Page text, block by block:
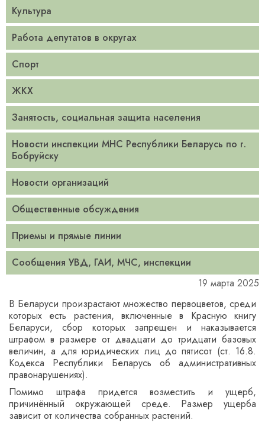
Культура
Работа депутатов в округах
Спорт
ЖКХ
Занятость, социальная защита населения
Новости инспекции МНС Республики Беларусь по г.
Бобруйску
Новости организаций
Общественные обсуждения
Приемы и прямые линии
Сообщения УВД, ГАИ, МЧС, инспекции
19 марта 2025
В Беларуси произрастают множество первоцветов, среди
которых есть растения, включенные в Красную книгу
Беларуси, сбор которых запрещен и наказывается
штрафом в размере от двадцати до тридцати базовых
величин, а для юридических лиц до пятисот (ст. 16.8.
Кодекса Республики Беларусь об административных
правонарушениях).
Помимо штрафа придется возместить и ущерб,
причинённый окружающей среде. Размер ущерба
зависит от количества собранных растений.